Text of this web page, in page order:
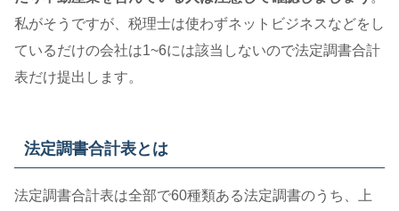
私がそうですが、税理士は使わずネットビジネスなどをし
ているだけの会社は1~6には該当しないので法定調書合計
表だけ提出します。
法定調書合計表とは
法定調書合計表は全部で60種類ある法定調書のうち、上